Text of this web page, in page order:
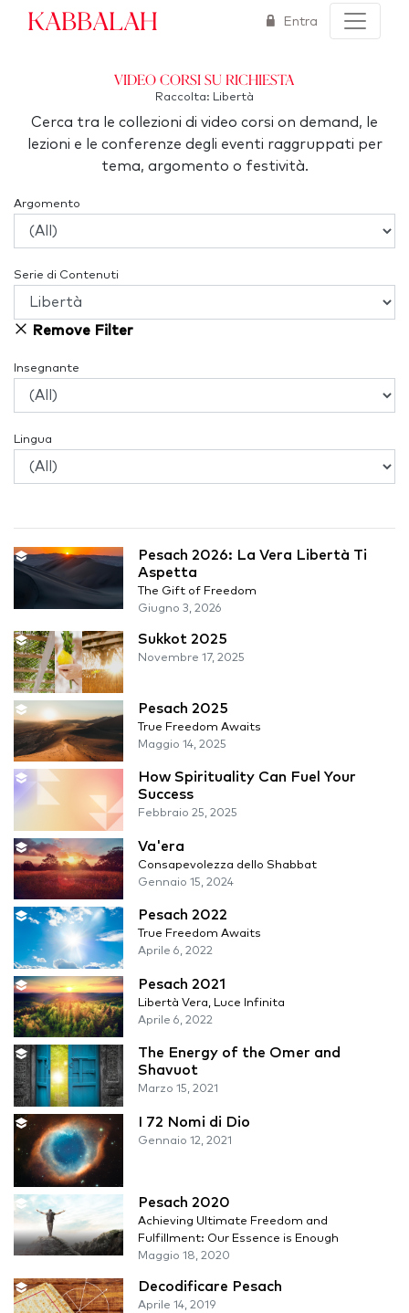
Kabbalah Entra
Video corsi su richiesta
Raccolta: Libertà
Cerca tra le collezioni di video corsi on demand, le
lezioni e le conferenze degli eventi raggruppati per
tema, argomento o festività.
Argomento
Serie di Contenuti
Remove Filter
Insegnante
Lingua
Pesach 2026: La Vera Libertà Ti
Aspetta
The Gift of Freedom
Giugno 3, 2026
Sukkot 2025
Novembre 17, 2025
Pesach 2025
True Freedom Awaits
Maggio 14, 2025
How Spirituality Can Fuel Your
Success
Febbraio 25, 2025
Va'era
Consapevolezza dello Shabbat
Gennaio 15, 2024
Pesach 2022
True Freedom Awaits
Aprile 6, 2022
Pesach 2021
Libertà Vera, Luce Infinita
Aprile 6, 2022
The Energy of the Omer and
Shavuot
Marzo 15, 2021
I 72 Nomi di Dio
Gennaio 12, 2021
Pesach 2020
Achieving Ultimate Freedom and
Fulfillment: Our Essence is Enough
Maggio 18, 2020
Decodificare Pesach
Aprile 14, 2019